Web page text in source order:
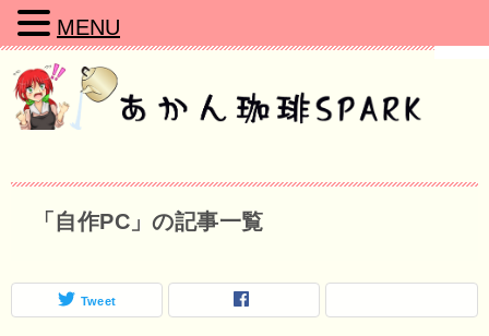
「自作PC」の記事一覧
Tweet
MENU